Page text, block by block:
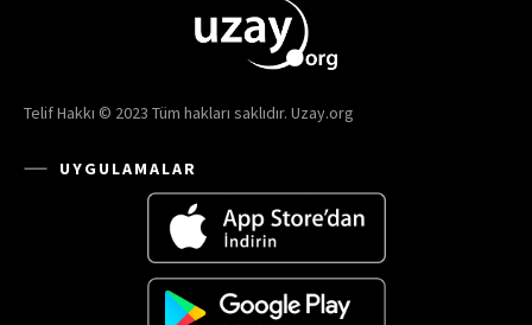
Telif Hakkı © 2023 Tüm hakları saklıdır. Uzay.org
UYGULAMALAR